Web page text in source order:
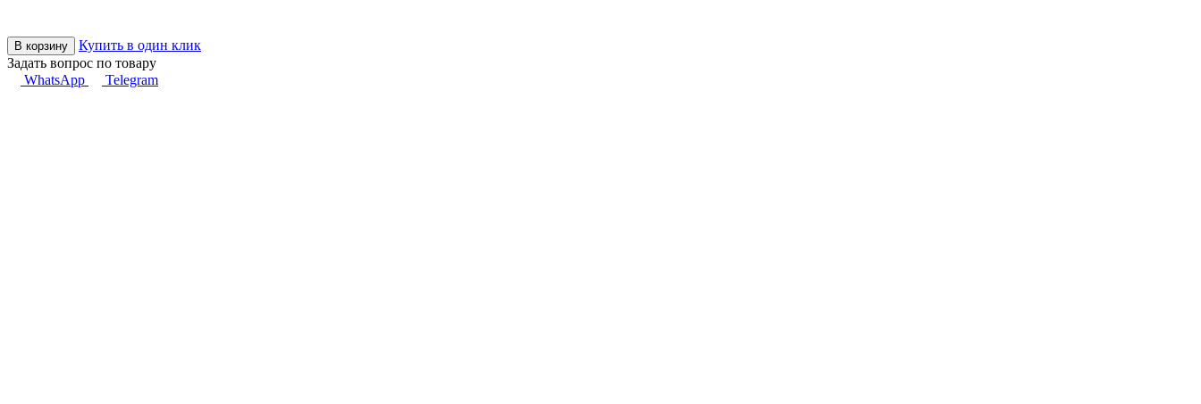
В корзину
Купить в один клик
Задать вопрос по товару
WhatsApp
Telegram